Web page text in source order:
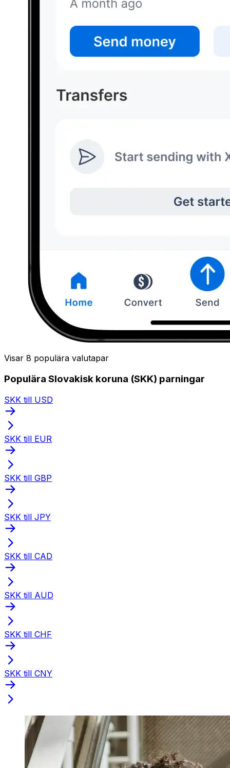
Visar 8 populära valutapar
Populära Slovakisk koruna (SKK) parningar
SKK till USD
SKK till EUR
SKK till GBP
SKK till JPY
SKK till CAD
SKK till AUD
SKK till CHF
SKK till CNY